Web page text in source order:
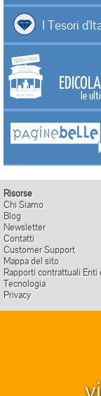
I Tesori
le
Risorse
Chi Siamo
Blog
Newsletter
Contatti
Customer Support
Mappa del sito
Rapporti contrattuali Enti
Tecnologia
Privacy